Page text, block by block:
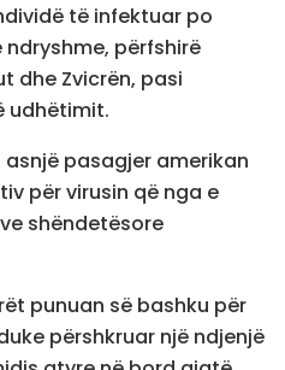
të infektuar po
përfshirë
dhe Zvicrën, pasi
udhëtimit.
pasagjer amerikan
për virusin që nga e
shëndetësore
punuan së bashku për
përshkruar një ndjenjë